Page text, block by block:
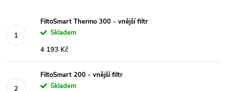
FiltoSmart Thermo 300 - vnější filtr
Skladem
4 193 Kč
FiltoSmart 200 - vnější filtr
Skladem